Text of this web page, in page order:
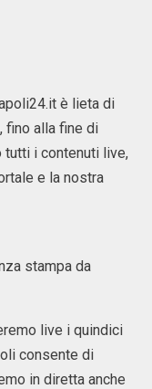
è lieta di
fino alla fine di
tutti i contenuti live,
e la nostra
stampa da
live i quindici
consente di
in diretta anche